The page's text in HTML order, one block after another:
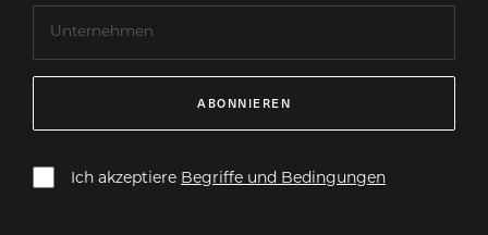
ABONNIEREN
Ich akzeptiere Begriffe und Bedingungen